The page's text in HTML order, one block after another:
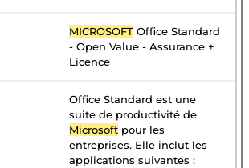
MICROSOFT Office Standard
- Open Value - Assurance +
Licence
Office Standard est une
suite de productivité de
Microsoft pour les
entreprises. Elle inclut les
applications suivantes :